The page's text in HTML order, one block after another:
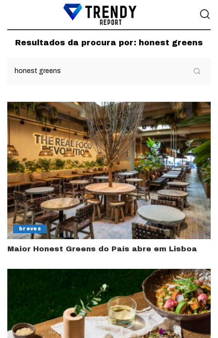
Resultados da procura por: honest greens
breves
Maior Honest Greens do País abre em Lisboa